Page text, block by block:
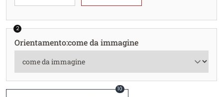
2
Orientamento:come da immagine
10